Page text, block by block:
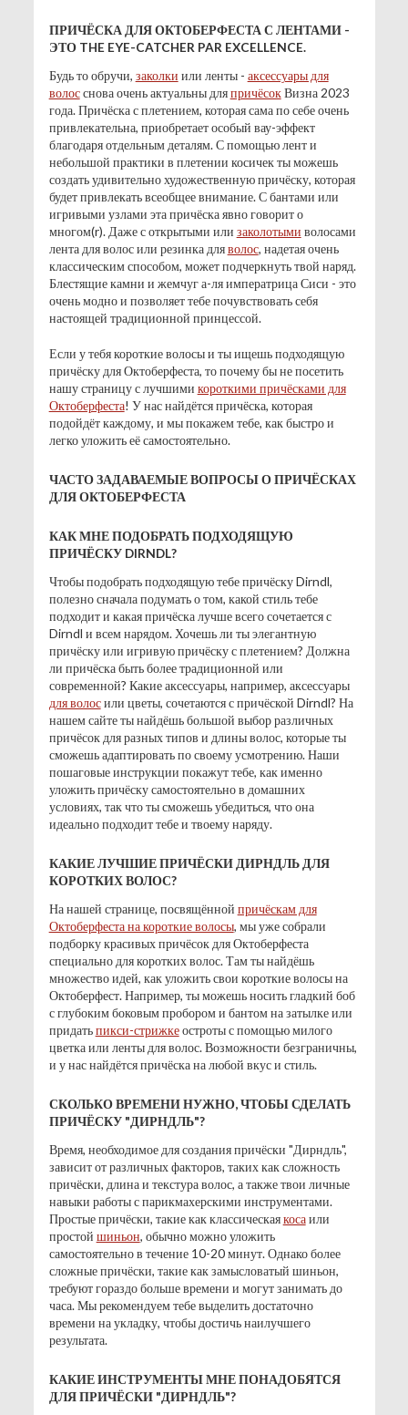
ПРИЧЁСКА ДЛЯ ОКТОБЕРФЕСТА С ЛЕНТАМИ -
ЭТО THE EYE-CATCHER PAR EXCELLENCE.
Будь то обручи, заколки или ленты - аксессуары для
волосснова очень актуальны дляпричёсокВизна 2023
года. Причёска с плетением, которая сама по себе очень
привлекательна, приобретает особый вау-эффект
благодаря отдельным деталям. С помощью лент и
небольшой практики в плетении косичек ты можешь
создать удивительно художественную причёску, которая
будет привлекать всеобщее внимание. С бантами или
игривыми узлами эта причёска явно говорит о
многом(r). Даже с открытыми или заколотыми волосами
лента для волос или резинка дляволос, надетая очень
классическим способом, может подчеркнуть твой наряд.
Блестящие камни и жемчуг а-ля императрица Сиси - это
очень модно и позволяет тебе почувствовать себя
настоящей традиционной принцессой.
Если у тебя короткие волосы и ты ищешь подходящую
причёску для Октоберфеста, то почему бы не посетить
нашу страницу с лучшими короткими причёсками для
Октоберфеста! У нас найдётся причёска, которая
подойдёт каждому, и мы покажем тебе, как быстро и
легко уложить её самостоятельно.
ЧАСТО ЗАДАВАЕМЫЕ ВОПРОСЫ О ПРИЧЁСКАХ
ДЛЯ ОКТОБЕРФЕСТА
КАК МНЕ ПОДОБРАТЬ ПОДХОДЯЩУЮ
ПРИЧЁСКУ DIRNDL?
Чтобы подобрать подходящую тебе причёску Dirndl,
полезно сначала подумать о том, какой стиль тебе
подходит и какая причёска лучше всего сочетается с
Dirndl и всем нарядом. Хочешь ли ты элегантную
причёску или игривую причёску с плетением? Должна
ли причёска быть более традиционной или
современной? Какие аксессуары, например, аксессуары
для волосили цветы, сочетаются с причёской Dirndl? На
нашем сайте ты найдёшь большой выбор различных
причёсок для разных типов и длины волос, которые ты
сможешь адаптировать по своему усмотрению. Наши
пошаговые инструкции покажут тебе, как именно
уложить причёску самостоятельно в домашних
условиях, так что ты сможешь убедиться, что она
идеально подходит тебе и твоему наряду.
КАКИЕ ЛУЧШИЕ ПРИЧЁСКИ ДИРНДЛЬ ДЛЯ
КОРОТКИХ ВОЛОС?
На нашей странице, посвящённой причёскам для
Октоберфеста на короткие волосы, мы уже собрали
подборку красивых причёсок для Октоберфеста
специально для коротких волос. Там ты найдёшь
множество идей, как уложить свои короткие волосы на
Октоберфест. Например, ты можешь носить гладкий боб
с глубоким боковым пробором и бантом на затылке или
придатьпикси-стрижкеостроты с помощью милого
цветка или ленты для волос. Возможности безграничны,
и у нас найдётся причёска на любой вкус и стиль.
СКОЛЬКО ВРЕМЕНИ НУЖНО, ЧТОБЫ СДЕЛАТЬ
ПРИЧЁСКУ "ДИРНДЛЬ"?
Время, необходимое для создания причёски "Дирндль",
зависит от различных факторов, таких как сложность
причёски, длина и текстура волос, а также твои личные
навыки работы с парикмахерскими инструментами.
Простые причёски, такие как классическаякосаили
простой шиньон, обычно можно уложить
самостоятельно в течение 10-20 минут. Однако более
сложные причёски, такие как замысловатый шиньон,
требуют гораздо больше времени и могут занимать до
часа. Мы рекомендуем тебе выделить достаточно
времени на укладку, чтобы достичь наилучшего
результата.
КАКИЕ ИНСТРУМЕНТЫ МНЕ ПОНАДОБЯТСЯ
ДЛЯ ПРИЧЁСКИ "ДИРНДЛЬ"?